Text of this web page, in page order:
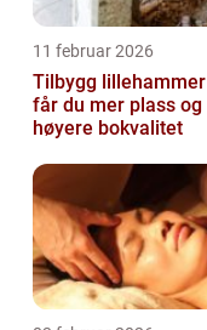
11 februar 2026
Tilbygg lillehammer slik
får du mer plass og
høyere bokvalitet